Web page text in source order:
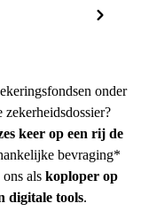
onder
keer op een rij de
bevraging*
als koploper op
digitale tools.